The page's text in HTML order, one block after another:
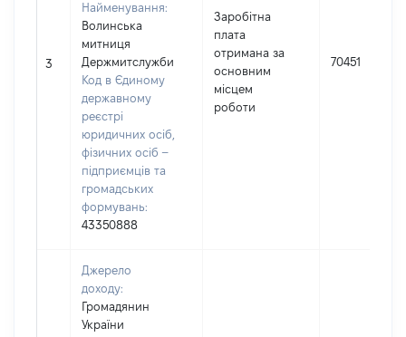
3
Найменування:
Волинська
митниця
Держмитслужби
Код в Єдиному
державному
реєстрі
юридичних осіб,
фізичних осіб –
підприємців та
громадських
формувань:
43350888
Заробітна
плата
отримана за
основним
місцем
роботи
70451
Джерело
доходу:
Громадянин
України